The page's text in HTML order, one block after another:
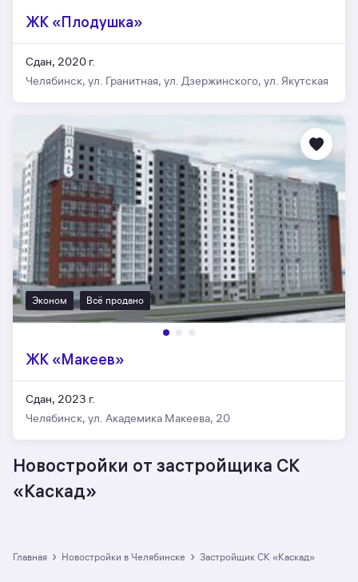
ЖК «Плодушка»
Сдан, 2020 г.
Челябинск, ул. Гранитная, ул. Дзержинского, ул. Якутская
Эконом Всё продано
ЖК «Макеев»
Сдан, 2023 г.
Челябинск, ул. Академика Макеева, 20
Новостройки от застройщика СК
«Каскад»
Главная › Новостройки в Челябинске › Застройщик СК «Каскад»